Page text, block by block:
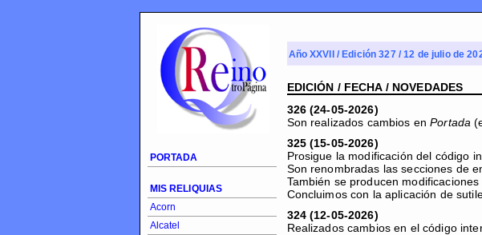
PORTADA
MIS RELIQUIAS
Acorn
Alcatel
Año XXVII / Edición 327 / 12 de julio de
EDICIÓN / FECHA / NOVEDADES
326 (24-05-2026)
Son realizados cambios enPortada
325 (15-05-2026)
Prosigue la modificación del código
Son renombradas las secciones de
También se producen modificaciones
Concluimos con la aplicación de
324 (12-05-2026)
Realizados cambios en el código